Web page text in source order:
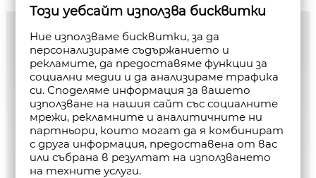
Този уебсайт използва бисквитки
Ние използваме бисквитки, за да
персонализираме съдържанието и
рекламите, да предоставяме функции за
социални медии и да анализираме трафика
си. Споделяме информация за вашето
използване на нашия сайт със социалните
мрежи, рекламните и аналитичните ни
партньори, които могат да я комбинират
с друга информация, предоставена от вас
или събрана в резултат на използването
на техните услуги.